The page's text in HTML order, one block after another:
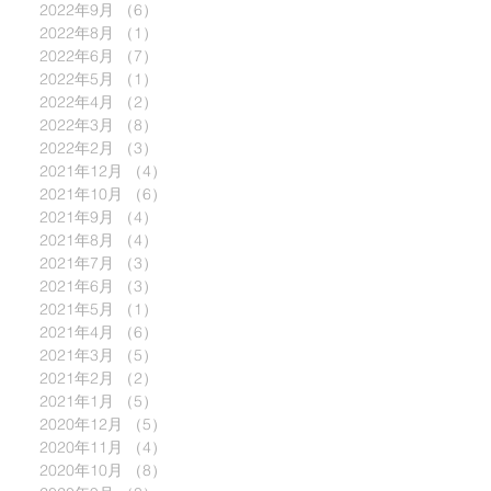
2022年9月
（6）
2022年8月
（1）
2022年6月
（7）
2022年5月
（1）
2022年4月
（2）
2022年3月
（8）
2022年2月
（3）
2021年12月
（4）
2021年10月
（6）
2021年9月
（4）
2021年8月
（4）
2021年7月
（3）
2021年6月
（3）
2021年5月
（1）
2021年4月
（6）
2021年3月
（5）
2021年2月
（2）
2021年1月
（5）
2020年12月
（5）
2020年11月
（4）
2020年10月
（8）